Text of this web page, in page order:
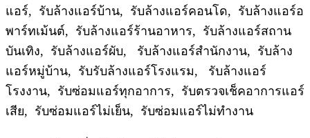
แอร์, รับล้างแอร์บ้าน, รับล้างแอร์คอนโด, รับล้างแอร์อ
พาร์ทเม้นต์, รับล้างแอร์ร้านอาหาร, รับล้างแอร์สถาน
บันเทิง, รับล้างแอร์ผับ, รับล้างแอร์สำนักงาน, รับล้าง
แอร์หมู่บ้าน, รับรับล้างแอร์โรงแรม, รับล้างแอร์
โรงงาน, รับซ่อมแอร์ทุกอาการ, รับตรวจเช็คอาการแอร์
เสีย, รับซ่อมแอร์ไม่เย็น, รับซ่อมแอร์ไม่ทำงาน